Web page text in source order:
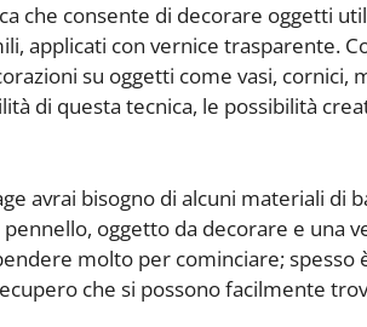
che consente di decorare oggetti
applicati con vernice trasparente.
su oggetti come vasi, cornici,
di questa tecnica, le possibilità
avrai bisogno di alcuni materiali di
oggetto da decorare e una
molto per cominciare; spesso
che si possono facilmente